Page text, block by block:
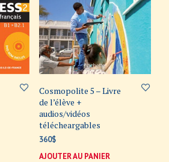
Cosmopolite 5 – Livre
de l’élève +
audios/vidéos
télécheargables
360$
AJOUTER AU PANIER